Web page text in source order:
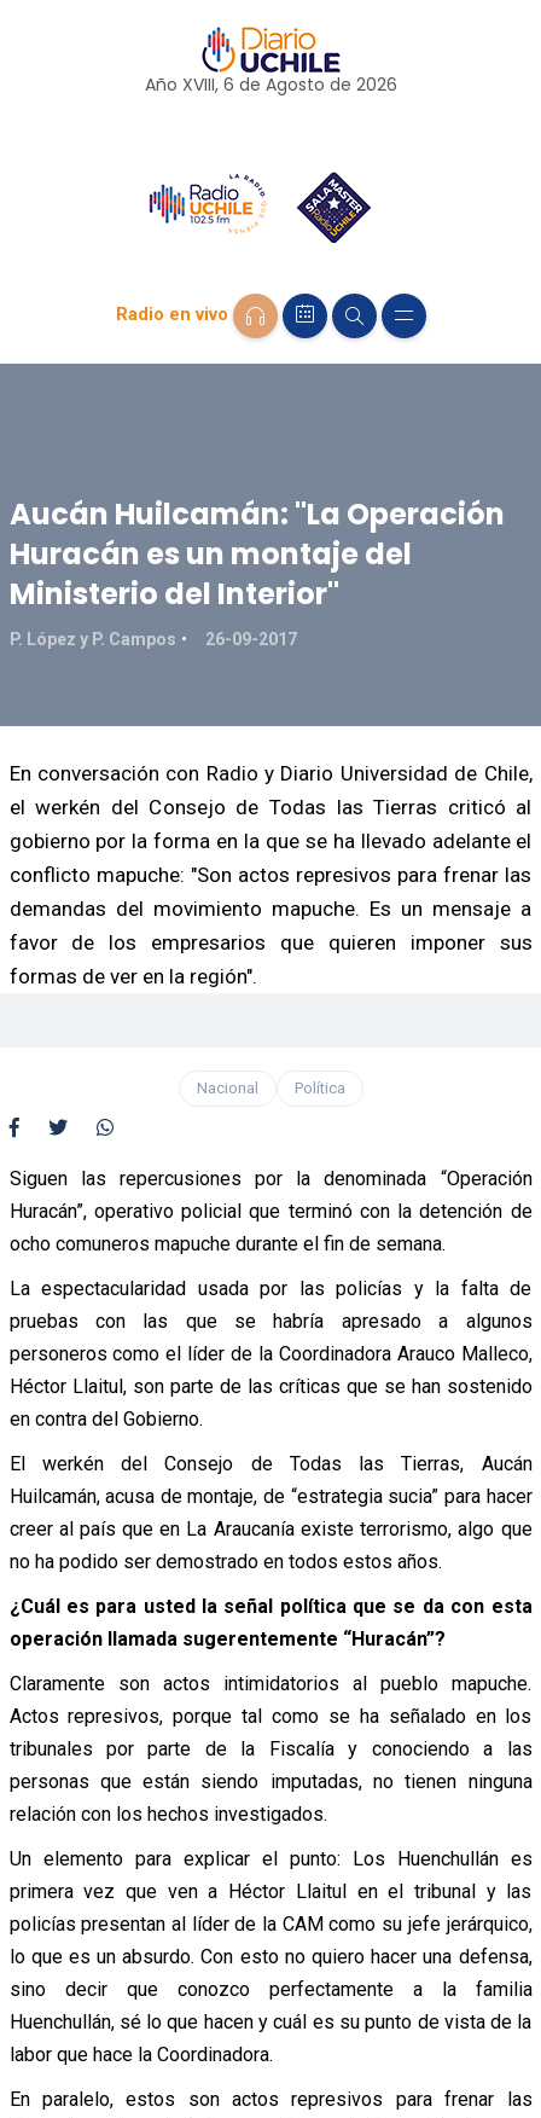
Año XVIII, 6 de Agosto de 2026
Radio en vivo
Aucán Huilcamán: "La Operación
Huracán es un montaje del
Ministerio del Interior"
P. López y P. Campos 26-09-2017
En conversación con Radio y Diario Universidad de Chile,
el werkén del Consejo de Todas las Tierras criticó al
gobierno por la forma en la que se ha llevado adelante el
conflicto mapuche: "Son actos represivos para frenar las
demandas del movimiento mapuche. Es un mensaje a
favor de los empresarios que quieren imponer sus
formas de ver en la región".
Nacional Política
Siguen las repercusiones por la denominada “Operación
Huracán”, operativo policial que terminó con la detención de
ocho comuneros mapuche durante el fin de semana.
La espectacularidad usada por las policías y la falta de
pruebas con las que se habría apresado a algunos
personeros como el líder de la Coordinadora Arauco Malleco,
Héctor Llaitul, son parte de las críticas que se han sostenido
en contra del Gobierno.
El werkén del Consejo de Todas las Tierras, Aucán
Huilcamán, acusa de montaje, de “estrategia sucia” para hacer
creer al país que en La Araucanía existe terrorismo, algo que
no ha podido ser demostrado en todos estos años.
¿Cuál es para usted la señal política que se da con esta
operación llamada sugerentemente “Huracán”?
Claramente son actos intimidatorios al pueblo mapuche.
Actos represivos, porque tal como se ha señalado en los
tribunales por parte de la Fiscalía y conociendo a las
personas que están siendo imputadas, no tienen ninguna
relación con los hechos investigados.
Un elemento para explicar el punto: Los Huenchullán es
primera vez que ven a Héctor Llaitul en el tribunal y las
policías presentan al líder de la CAM como su jefe jerárquico,
lo que es un absurdo. Con esto no quiero hacer una defensa,
sino decir que conozco perfectamente a la familia
Huenchullán, sé lo que hacen y cuál es su punto de vista de la
labor que hace la Coordinadora.
En paralelo, estos son actos represivos para frenar las